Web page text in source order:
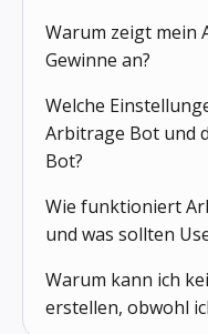
Warum zeigt mein
Gewinne an?
Welche
Arbitrage Bot und
Bot?
Wie funktioniert
und was sollten
Warum kann ich
erstellen, obwohl